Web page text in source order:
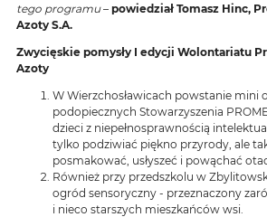
tego programu– powiedział Tomasz Hinc,
Azoty S.A.
Zwycięskie pomysły I edycji Wolontariatu
Azoty
W Wierzchosławicach powstanie mini
podopiecznych Stowarzyszenia
dzieci z niepełnosprawnością
tylko podziwiać piękno przyrody, ale
posmakować, usłyszeć i powąchać
Również przy przedszkolu w
ogród sensoryczny - przeznaczony
i nieco starszych mieszkańców wsi.